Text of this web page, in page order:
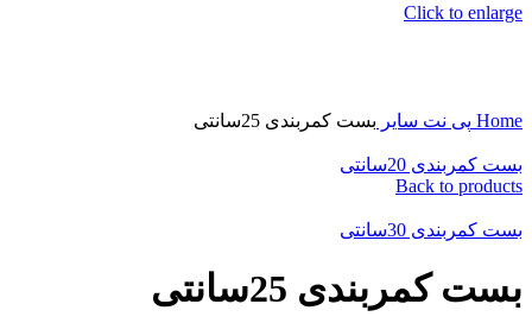
Click to enlarge
Home پی نت سایر بست کمربندی 25سانتی
بست کمربندی 20سانتی
Back to products
بست کمربندی 30سانتی
بست کمربندی 25سانتی